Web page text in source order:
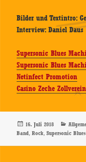
Bilder und Textintro:
Interview: Daniel Daus
Supersonic Blues
Supersonic Blues
Netinfect Promotion
Casino Zeche
Veröffentlicht
am
16. Juli 2018
Band,Rock,Supersonic